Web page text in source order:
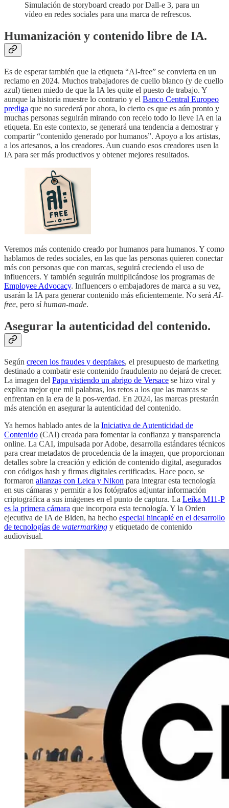
Simulación de storyboard creado por Dall-e 3, para un
vídeo en redes sociales para una marca de refrescos.
Humanización y contenido libre de IA.
Es de esperar también que la etiqueta “AI-free” se convierta en un
reclamo en 2024. Muchos trabajadores de cuello blanco (y de cuello
azul) tienen miedo de que la IA les quite el puesto de trabajo. Y
aunque la historia muestre lo contrario y el Banco Central Europeo
prediga que no sucederá por ahora, lo cierto es que es aún pronto y
muchas personas seguirán mirando con recelo todo lo lleve IA en la
etiqueta. En este contexto, se generará una tendencia a demostrar y
compartir “contenido generado por humanos”. Apoyo a los artistas,
a los artesanos, a los creadores. Aun cuando esos creadores usen la
IA para ser más productivos y obtener mejores resultados.
Veremos más contenido creado por humanos para humanos. Y como
hablamos de redes sociales, en las que las personas quieren conectar
más con personas que con marcas, seguirá creciendo el uso de
influencers. Y también seguirán multiplicándose los programas de
Employee Advocacy. Influencers o embajadores de marca a su vez,
usarán la IA para generar contenido más eficientemente. No será AI-
free, pero síhuman-made.
Asegurar la autenticidad del contenido.
Según crecen los fraudes y deepfakes, el presupuesto de marketing
destinado a combatir este contenido fraudulento no dejará de crecer.
La imagen del Papa vistiendo un abrigo de Versace se hizo viral y
explica mejor que mil palabras, los retos a los que las marcas se
enfrentan en la era de la pos-verdad. En 2024, las marcas prestarán
más atención en asegurar la autenticidad del contenido.
Ya hemos hablado antes de la Iniciativa de Autenticidad de
Contenido (CAI) creada para fomentar la confianza y transparencia
online. La CAI, impulsada por Adobe, desarrolla estándares técnicos
para crear metadatos de procedencia de la imagen, que proporcionan
detalles sobre la creación y edición de contenido digital, asegurados
con códigos hash y firmas digitales certificadas. Hace poco, se
formaron alianzas con Leica y Nikon para integrar esta tecnología
en sus cámaras y permitir a los fotógrafos adjuntar información
criptográfica a sus imágenes en el punto de captura. La Leika M11-P
es la primera cámara que incorpora esta tecnología. Y la Orden
ejecutiva de IA de Biden, ha hecho especial hincapié en el desarrollo
de tecnologías de watermarking y etiquetado de contenido
audiovisual.